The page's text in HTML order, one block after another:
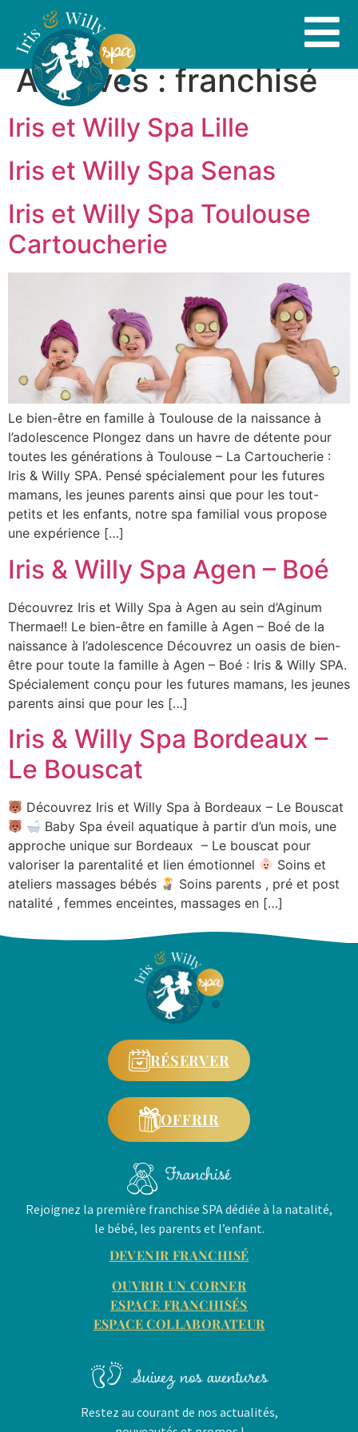
Archives :franchisé
Iris et Willy Spa Lille
Iris et Willy Spa Senas
Iris et Willy Spa Toulouse
Cartoucherie
Le bien-être en famille à Toulouse de la naissance à
l’adolescence Plongez dans un havre de détente pour
toutes les générations à Toulouse – La Cartoucherie :
Iris & Willy SPA. Pensé spécialement pour les futures
mamans, les jeunes parents ainsi que pour les tout-
petits et les enfants, notre spa familial vous propose
une expérience […]
Iris & Willy Spa Agen – Boé
Découvrez Iris et Willy Spa à Agen au sein d’Aginum
Thermae!! Le bien-être en famille à Agen – Boé de la
naissance à l’adolescence Découvrez un oasis de bien-
être pour toute la famille à Agen – Boé : Iris & Willy SPA.
Spécialement conçu pour les futures mamans, les jeunes
parents ainsi que pour les […]
Iris & Willy Spa Bordeaux –
Le Bouscat
Découvrez Iris et Willy Spa à Bordeaux – Le Bouscat
Baby Spa éveil aquatique à partir d’un mois, une
approche unique sur Bordeaux – Le bouscat pour
valoriser la parentalité et lien émotionnel
Soins et
ateliers massages bébés
Soins parents , pré et post
natalité , femmes enceintes, massages en […]
RÉSERVER
OFFRIR
Franchisé
Rejoignez la première franchise SPA dédiée à la natalité,
le bébé, les parents et l’enfant.
DEVENIR FRANCHISÉ
OUVRIR UN CORNER
ESPACE FRANCHISÉS
ESPACE COLLABORATEUR
Suivez nos aventures
Restez au courant de nos actualités,